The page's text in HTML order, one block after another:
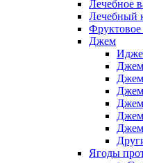
Лечебное
Лечебный
Джем
Джем
Ягоды